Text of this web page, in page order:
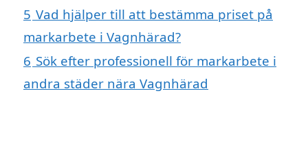
5 Vad hjälper till att bestämma priset på
markarbete i Vagnhärad?
6 Sök efter professionell för markarbete i
andra städer nära Vagnhärad